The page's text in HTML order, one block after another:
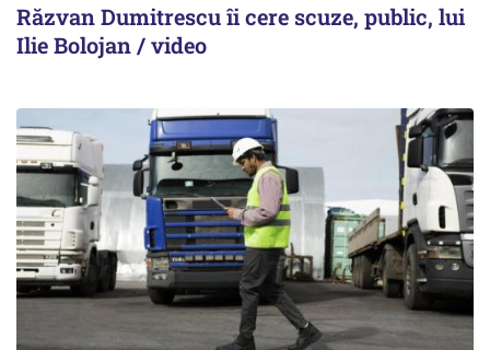
Răzvan Dumitrescu îi cere scuze, public, lui
Ilie Bolojan / video